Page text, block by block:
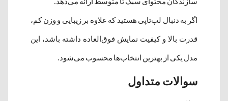
اگر به دنبال لپ‌تاپی هستید که علاوه بر زیبایی و وزن کم،
قدرت بالا و کیفیت نمایش فوق‌العاده داشته باشد، این
مدل یکی از بهترین انتخاب‌ها محسوب می‌شود.
سوالات متداول